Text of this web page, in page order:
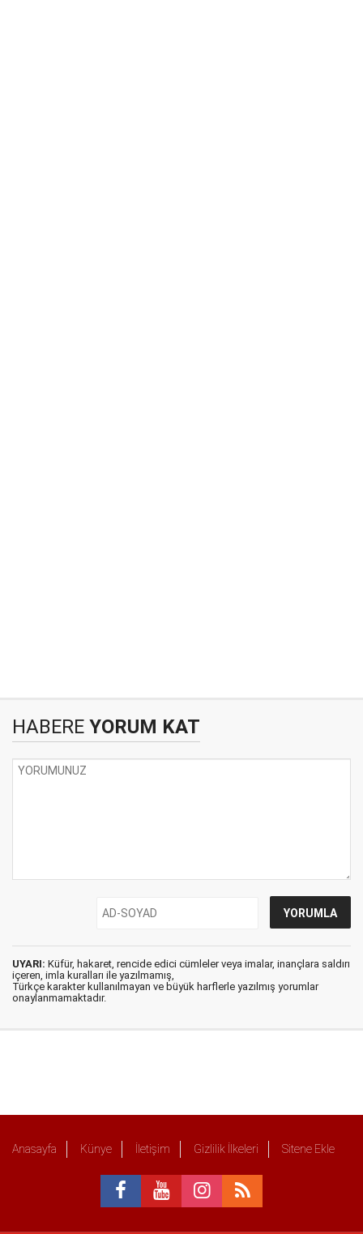
HABERE YORUM KAT
UYARI: Küfür, hakaret, rencide edici cümleler veya imalar, inançlara saldırı
içeren, imla kuralları ile yazılmamış,
Türkçe karakter kullanılmayan ve büyük harflerle yazılmış yorumlar
onaylanmamaktadır.
Anasayfa Künye İletişim Gizlilik İlkeleri Sitene Ekle